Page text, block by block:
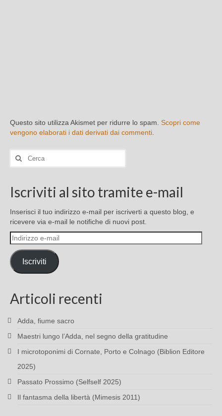
Questo sito utilizza Akismet per ridurre lo spam. Scopri come
vengono elaborati i dati derivati dai commenti
Cerca:
Iscriviti al sito tramite e-mail
Inserisci il tuo indirizzo e-mail per iscriverti a questo blog, e
ricevere via e-mail le notifiche di nuovi post.
Indirizzo
e-
mail
Iscriviti
Articoli recenti
Adda, fiume sacro
Maestri lungo l’Adda, nel segno della gratitudine
I microtoponimi di Cornate, Porto e Colnago (Biblion Editore
2025)
Passato Prossimo (Selfself 2025)
Il fantasma della libertà (Mimesis 2011)